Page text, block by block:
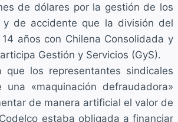
de dólares por la gestión de los
de accidente que la división del
años con Chilena Consolidada y
Gestión y Servicios (GyS).
que los representantes sindicales
«maquinación defraudadora»
de manera artificial el valor de
estaba obligada a financiar